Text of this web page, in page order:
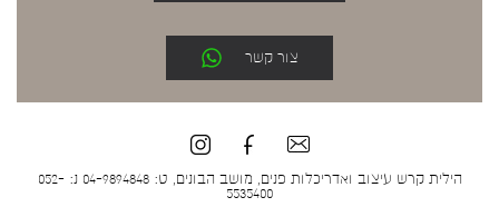
צור קשר
הילית קרש עיצוב ואדריכלות פנים, מושב הבונים, ט: 04-9894848 נ: 052-
5535400